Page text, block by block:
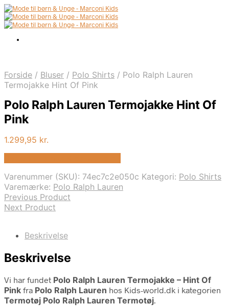
Forside / Bluser / Polo Shirts / Polo Ralph Lauren
Termojakke Hint Of Pink
Polo Ralph Lauren Termojakke Hint Of
Pink
1.299,95 kr.
Varenummer (SKU): 74ec7c2e050c Kategori: Polo Shirts
Varemærke: Polo Ralph Lauren
Previous Product
Next Product
Beskrivelse
Beskrivelse
Vi har fundet Polo Ralph Lauren Termojakke – Hint Of
Pink fra Polo Ralph Lauren hos Kids-world.dk i kategorien
Termotøj Polo Ralph Lauren Termotøj.